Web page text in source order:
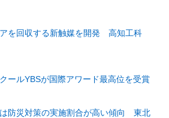
を回収する新触媒を開発 高知工科
ールYBSが国際アワード最高位を受賞
防災対策の実施割合が高い傾向 東北